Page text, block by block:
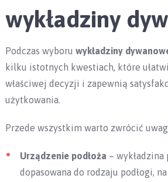
wykładziny
Podczas wyboru wykładziny
kilku istotnych kwestiach, które
właściwej decyzji i zapewnią
użytkowania.
Przede wszystkim warto zwrócić
Urządzenie podłoża – wykładzina
dopasowana do rodzaju podłogi,